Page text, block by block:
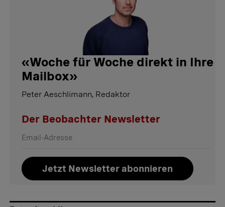
«Woche für Woche direkt in Ihre
Mailbox»
Peter Aeschlimann, Redaktor
Der Beobachter Newsletter
Jetzt Newsletter abonnieren